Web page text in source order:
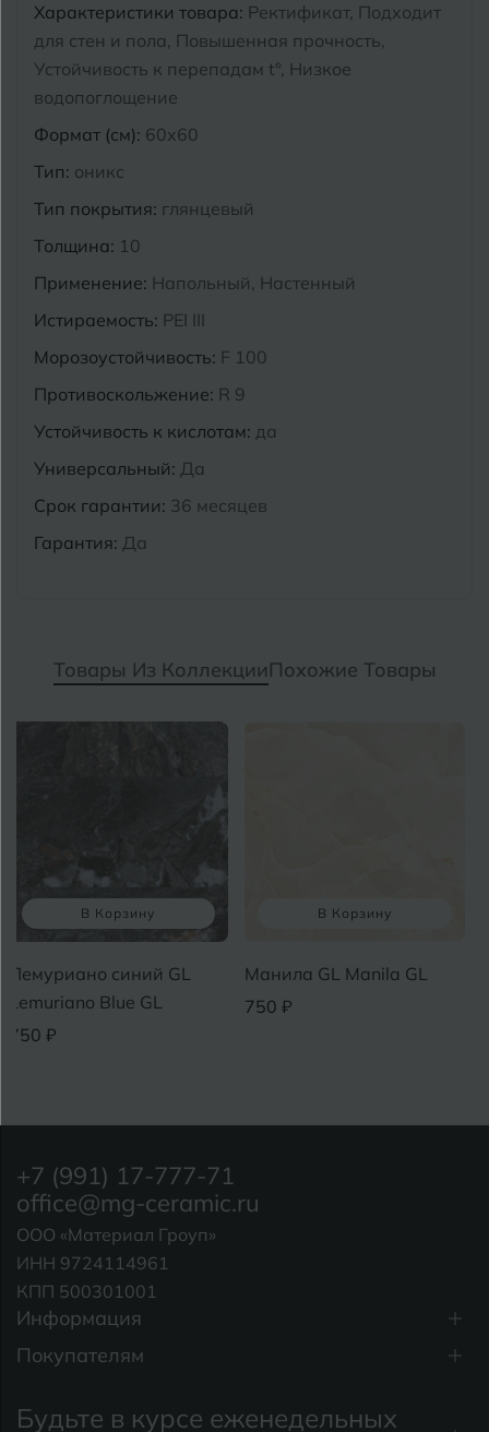
Характеристики товара: Ректификат, Подходит
для стен и пола, Повышенная прочность,
Устойчивость к перепадам t°, Низкое
водопоглощение
Формат (см): 60x60
Тип: оникс
Тип покрытия: глянцевый
Толщина: 10
Применение: Напольный, Настенный
Истираемость: PEI III
Морозоустойчивость: F 100
Противоскольжение: R 9
Устойчивость к кислотам: да
Универсальный: Да
Срок гарантии: 36 месяцев
Гарантия: Да
Товары Из КоллекцииПохожие Товары
GL
GL
В Корзину
Манила GL Manila GL
750 ₽
Калакатта
Информация
Покупателям
+7 (991) 17-777-71
office@mg-ceramic.ru
ООО «Материал Гроуп»
ИНН 9724114961
КПП 500301001
Будьте в курсе еженедельных
Магнитогорск
Ч Чебоксары
Челябинск